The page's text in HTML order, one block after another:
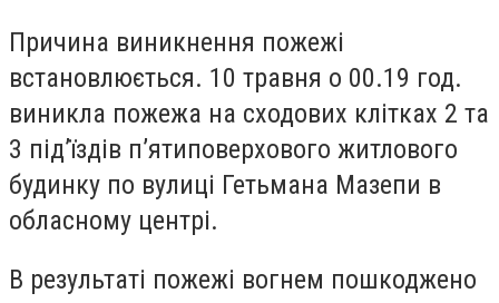
Причина виникнення пожежі
встановлюється. 10 травня о 00.19 год.
виникла пожежа на сходових клітках 2 та
3 під’їздів п’ятиповерхового житлового
будинку по вулиці Гетьмана Мазепи в
обласному центрі.
В результаті пожежі вогнем пошкоджено